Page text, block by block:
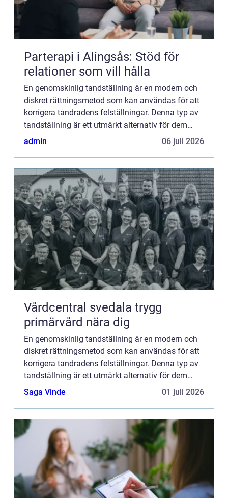
Parterapi i Alingsås: Stöd för
relationer som vill hålla
En genomskinlig tandställning är en modern och
diskret rättningsmetod som kan användas för att
korrigera tandradens felställningar. Denna typ av
tandställning är ett utmärkt alternativ för dem
som vil...
admin 06 juli 2026
Vårdcentral svedala trygg
primärvård nära dig
En genomskinlig tandställning är en modern och
diskret rättningsmetod som kan användas för att
korrigera tandradens felställningar. Denna typ av
tandställning är ett utmärkt alternativ för dem
som vil...
Saga Vinde 01 juli 2026